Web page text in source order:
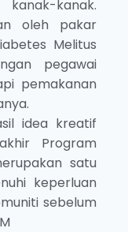
kanak.
oleh pakar
Melitus
pegawai
pemakanan
idea kreatif
Program
satu
keperluan
sebelum